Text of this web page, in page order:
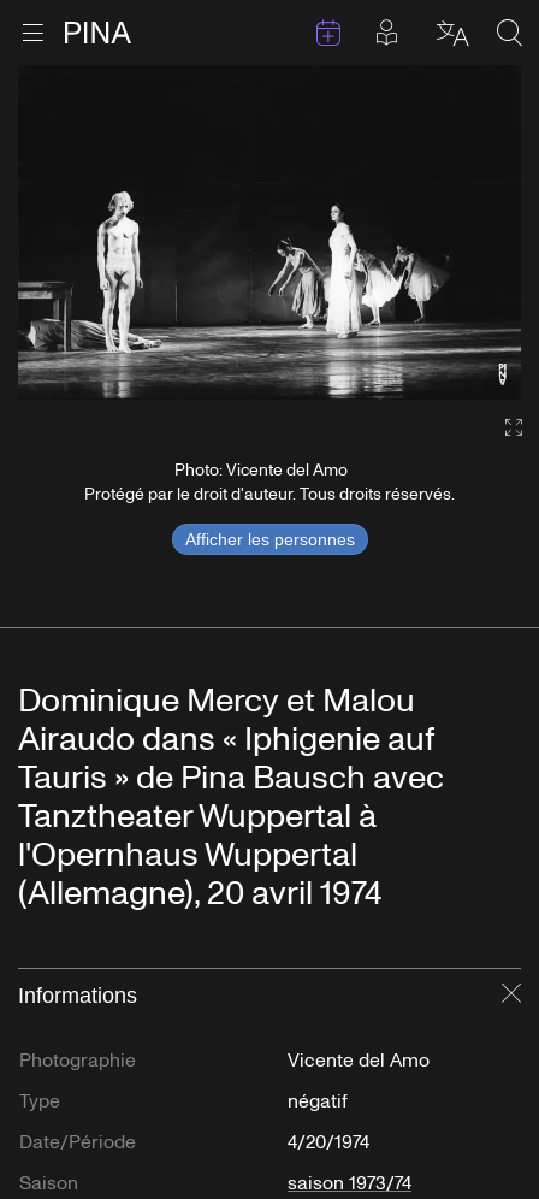
Ouvrir le menu Retour à la page d'accueil Évenements
Articles en
Photo: Vicente del Amo
Protégé par le droit d'auteur. Tous droits réservés.
Afficher les personnes
Dominique Mercy et Malou
Airaudo dans « Iphigenie auf
Tauris » de Pina Bausch avec
Tanztheater Wuppertal à
l'Opernhaus Wuppertal
(Allemagne), 20 avril 1974
Informations
Photographie
Vicente del Amo
Type
négatif
Date/Période
4/20/1974
Saison
saison 1973/74